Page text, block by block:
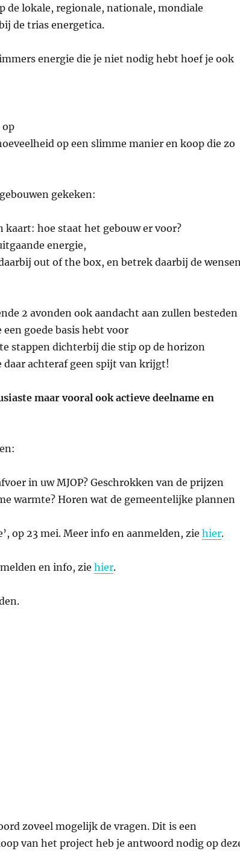
de lokale, regionale, nationale, mondiale
de trias energetica.
energie die je niet nodig hebt hoef je ook
op
op een slimme manier en koop die zo
gekeken:
hoe staat het gebouw er voor?
energie,
out of the box, en betrek daarbij de
2 avonden ook aandacht aan zullen besteden
goede basis hebt voor
stappen dichterbij die stip op de horizon
daar achteraf geen spijt van krijgt!
maar vooral ook actieve deelname en
in uw MJOP? Geschrokken van de prijzen
warmte? Horen wat de gemeentelijke plannen
op 23 mei. Meer info en aanmelden, ziehier.
en info, ziehier.
zoveel mogelijk de vragen. Dit is een
van het project heb je antwoord nodig op